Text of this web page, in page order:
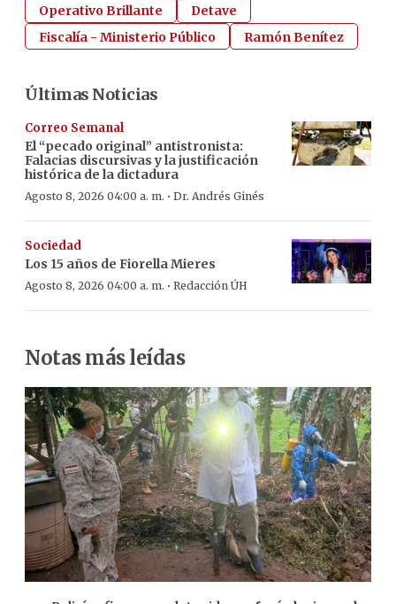
Operativo Brillante
Detave
Fiscalía - Ministerio Público
Ramón Benítez
Últimas Noticias
Correo Semanal
El “pecado original” antistronista:
Falacias discursivas y la justificación
histórica de la dictadura
Agosto 8, 2026 04:00 a. m. · Dr. Andrés Ginés
Sociedad
Los 15 años de Fiorella Mieres
Agosto 8, 2026 04:00 a. m. · Redacción ÚH
Notas más leídas